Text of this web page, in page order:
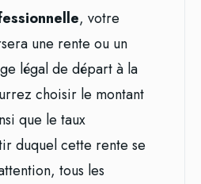
, votre
une rente ou un
légal de départ à la
choisir le montant
que le taux
duquel cette rente se
tous les